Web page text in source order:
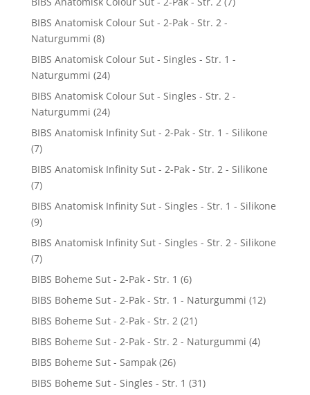
BIBS Anatomisk Colour Sut - 2-Pak - Str. 2 -
Naturgummi (8)
BIBS Anatomisk Colour Sut - Singles - Str. 1 -
Naturgummi (24)
BIBS Anatomisk Colour Sut - Singles - Str. 2 -
Naturgummi (24)
BIBS Anatomisk Infinity Sut - 2-Pak - Str. 1 - Silikone
(7)
BIBS Anatomisk Infinity Sut - 2-Pak - Str. 2 - Silikone
(7)
BIBS Anatomisk Infinity Sut - Singles - Str. 1 - Silikone
(9)
BIBS Anatomisk Infinity Sut - Singles - Str. 2 - Silikone
(7)
BIBS Boheme Sut - 2-Pak - Str. 1 (6)
BIBS Boheme Sut - 2-Pak - Str. 1 - Naturgummi (12)
BIBS Boheme Sut - 2-Pak - Str. 2 (21)
BIBS Boheme Sut - 2-Pak - Str. 2 - Naturgummi (4)
BIBS Boheme Sut - Sampak (26)
BIBS Boheme Sut - Singles - Str. 1 (31)